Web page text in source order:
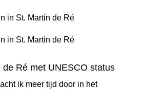
de Ré met UNESCO status
ik meer tijd door in het